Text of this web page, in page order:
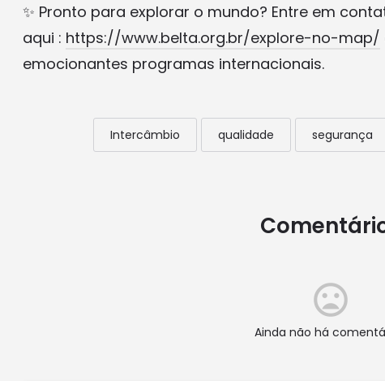
✨ Pronto para explorar o mundo? Entre em
aqui : https://www.belta.org.br/explore-no-map/
emocionantes programas internacionais.
Intercâmbio qualidade segurança
Ainda não há